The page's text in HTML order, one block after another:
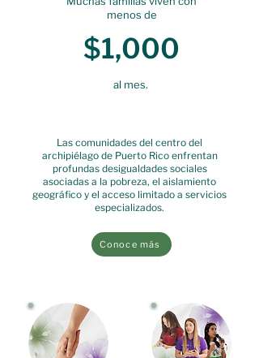
menos de
$1,000
al mes.
Las comunidades del centro del
archipiélago de Puerto Rico enfrentan
profundas desigualdades sociales
asociadas a la pobreza, el aislamiento
geográfico y el acceso limitado a servicios
especializados.
Conoce más